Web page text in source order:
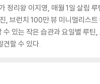
가 정리왕 이지영, 매월 1일 살림
, 브런치 100만 뷰 미니멀리스
수 있는 작은 습관과 요일별 루
견할 수 있다.